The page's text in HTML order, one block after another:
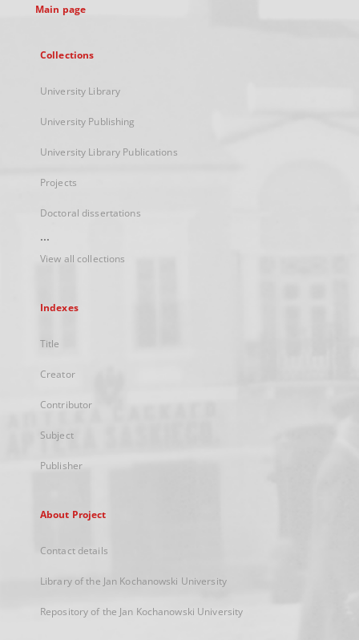
Main page
Collections
University Library
University Publishing
University Library Publications
Projects
Doctoral dissertations
...
View all collections
Indexes
Title
Creator
Contributor
Subject
Publisher
About Project
Contact details
Library of the Jan Kochanowski University
Repository of the Jan Kochanowski University